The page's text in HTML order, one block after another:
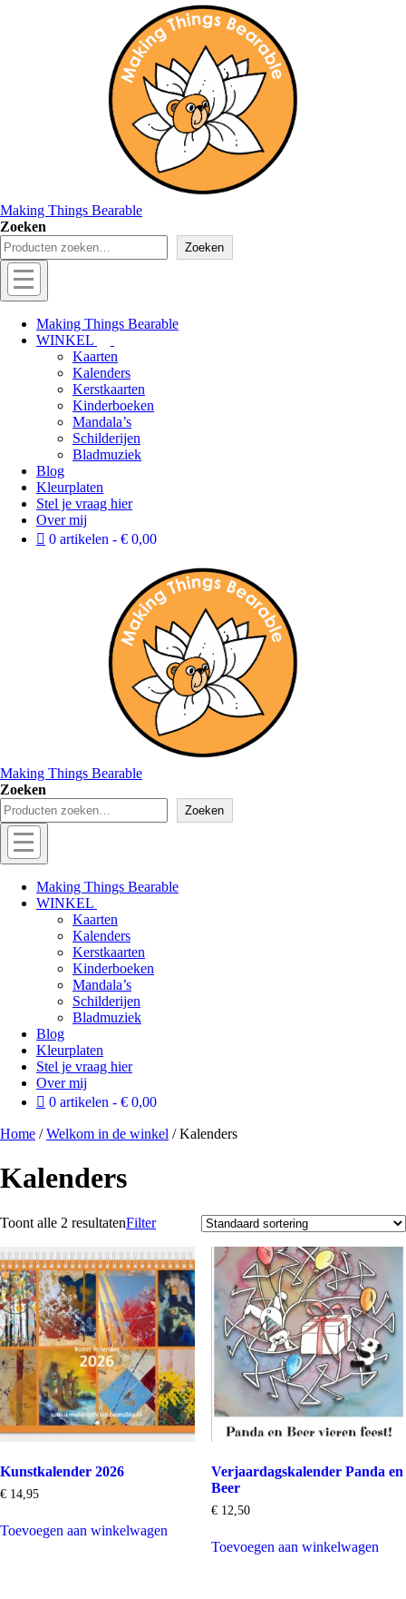
Making Things Bearable
Zoeken
Zoeken
Hoofd
navigatie
Menu
Making Things Bearable
WINKEL
Kaarten
Kalenders
Kerstkaarten
Kinderboeken
Mandala’s
Schilderijen
Bladmuziek
Blog
Kleurplaten
Stel je vraag hier
Over mij
0 artikelen
€ 0,00
Making Things Bearable
Zoeken
Zoeken
Menu
Off
canvas
Making Things Bearable
WINKEL
Kaarten
Kalenders
Kerstkaarten
Kinderboeken
Mandala’s
Schilderijen
Bladmuziek
Blog
Kleurplaten
Stel je vraag hier
Over mij
0 artikelen
€ 0,00
Home /Welkom in de winkel / Kalenders
Kalenders
Filter
Toont alle 2 resultaten
Kunstkalender 2026
€ 14,95
Toevoegen aan winkelwagen
Verjaardagskalender Panda en
Beer
€12,50
Toevoegen aan winkelwagen